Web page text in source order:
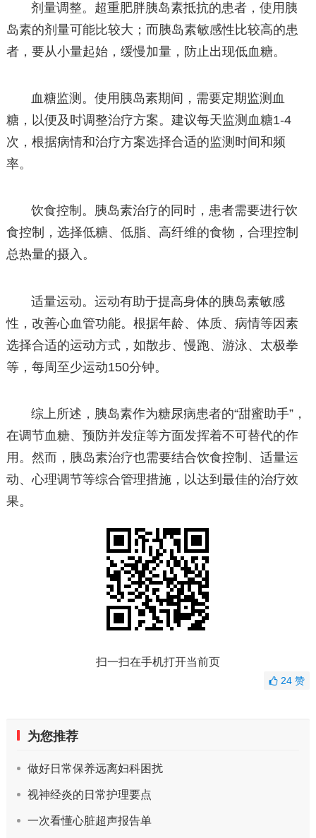
剂量调整。超重肥胖胰岛素抵抗的患者，使用胰
岛素的剂量可能比较大；而胰岛素敏感性比较高的患
者，要从小量起始，缓慢加量，防止出现低血糖。
血糖监测。使用胰岛素期间，需要定期监测血
糖，以便及时调整治疗方案。建议每天监测血糖1-4
次，根据病情和治疗方案选择合适的监测时间和频
率。
饮食控制。胰岛素治疗的同时，患者需要进行饮
食控制，选择低糖、低脂、高纤维的食物，合理控制
总热量的摄入。
适量运动。运动有助于提高身体的胰岛素敏感
性，改善心血管功能。根据年龄、体质、病情等因素
选择合适的运动方式，如散步、慢跑、游泳、太极拳
等，每周至少运动150分钟。
综上所述，胰岛素作为糖尿病患者的“甜蜜助手”，
在调节血糖、预防并发症等方面发挥着不可替代的作
用。然而，胰岛素治疗也需要结合饮食控制、适量运
动、心理调节等综合管理措施，以达到最佳的治疗效
果。
扫一扫在手机打开当前页
24赞
为您推荐
做好日常保养远离妇科困扰
视神经炎的日常护理要点
一次看懂心脏超声报告单